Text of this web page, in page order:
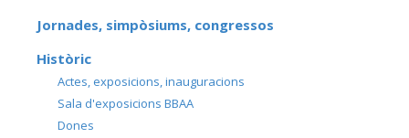
Jornades, simpòsiums, congressos
Històric
Actes, exposicions, inauguracions
Sala d'exposicions BBAA
Dones